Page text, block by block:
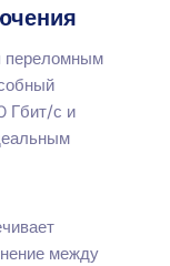
переломным
Гбит/с и
между